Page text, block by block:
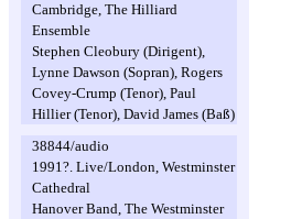
Cambridge, The Hilliard
Ensemble
Stephen Cleobury (Dirigent),
Lynne Dawson (Sopran), Rogers
Covey-Crump (Tenor), Paul
Hillier (Tenor), David James (Baß)
38844/audio
1991?. Live/London, Westminster
Cathedral
Hanover Band, The Westminster